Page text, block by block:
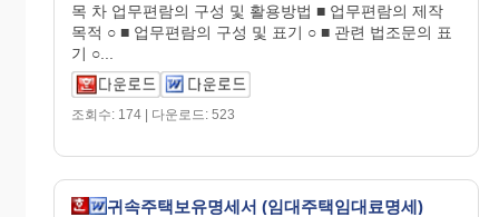
목 차 업무편람의 구성 및 활용방법 ■ 업무편람의 제작
목적 ○ ■ 업무편람의 구성 및 표기 ○ ■ 관련 법조문의 표
기 ○...
조회수: 174 | 다운로드: 523
귀속주택보유명세서 (임대주택임대료명세)